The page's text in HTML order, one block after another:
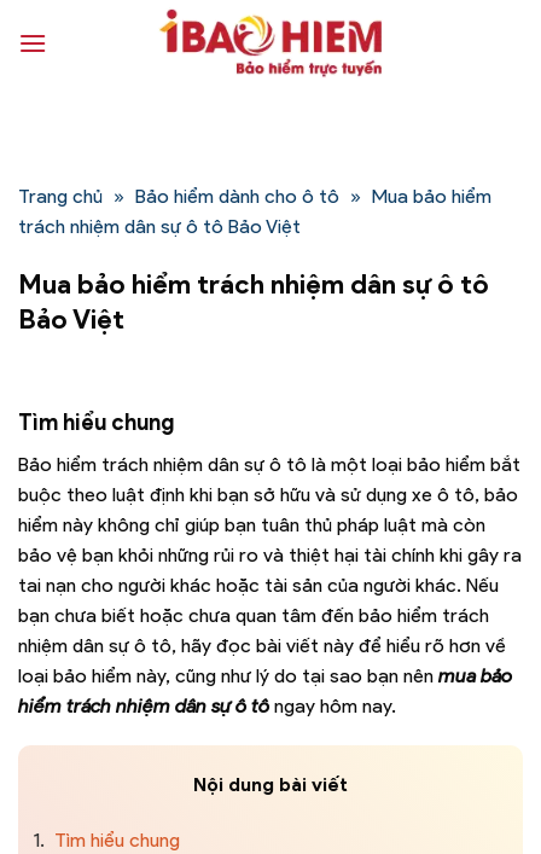
qua
Trang chủ » Bảo hiểm dành cho ô tô » Mua bảo hiểm
trách nhiệm dân sự ô tô Bảo Việt
Mua bảo hiểm trách nhiệm dân sự ô tô
Bảo Việt
Tìm hiểu chung
Bảo hiểm trách nhiệm dân sự ô tô là một loại bảo hiểm bắt
buộc theo luật định khi bạn sở hữu và sử dụng xe ô tô, bảo
hiểm này không chỉ giúp bạn tuân thủ pháp luật mà còn
bảo vệ bạn khỏi những rủi ro và thiệt hại tài chính khi gây ra
tai nạn cho người khác hoặc tài sản của người khác. Nếu
bạn chưa biết hoặc chưa quan tâm đến bảo hiểm trách
nhiệm dân sự ô tô, hãy đọc bài viết này để hiểu rõ hơn về
loại bảo hiểm này, cũng như lý do tại sao bạn nên mua bảo
hiểm trách nhiệm dân sự ô tô ngay hôm nay.
Nội dung bài viết
1. Tìm hiểu chung